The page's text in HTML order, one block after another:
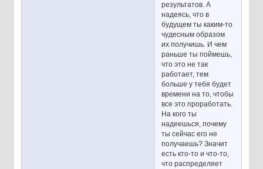
результатов. А
надеясь, что в
будущем ты каким-то
чудесным образом
их получишь. И чем
раньше ты поймешь,
что это не так
работает, тем
больше у тебя будет
времени на то, чтобы
все это проработать.
На кого ты
надеешься, почему
ты сейчас его не
получаешь? Значит
есть кто-то и что-то,
что распределяет